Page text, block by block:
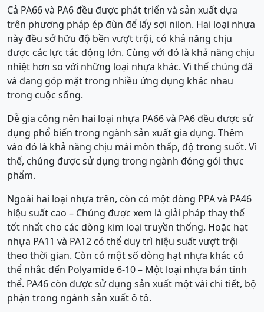
Cả PA66 và PA6 đều được phát triển và sản xuất dựa
trên phương pháp ép đùn để lấy sợi nilon. Hai loại nhựa
này đều sở hữu độ bền vượt trội, có khả năng chịu
được các lực tác động lớn. Cùng với đó là khả năng chịu
nhiệt hơn so với những loại nhựa khác. Vì thế chúng đã
và đang góp mặt trong nhiều ứng dụng khác nhau
trong cuộc sống.
Dễ gia công nên hai loại nhựa PA66 và PA6 đều được sử
dụng phổ biến trong ngành sản xuất gia dụng. Thêm
vào đó là khả năng chịu mài mòn thấp, độ trong suốt. Vì
thế, chúng được sử dụng trong ngành đóng gói thực
phẩm.
Ngoài hai loại nhựa trên, còn có một dòng PPA và PA46
hiệu suất cao – Chúng được xem là giải pháp thay thế
tốt nhất cho các dòng kim loại truyền thống. Hoặc hạt
nhựa PA11 và PA12 có thể duy trì hiệu suất vượt trội
theo thời gian. Còn có một số dòng hạt nhựa khác có
thể nhắc đến Polyamide 6-10 – Một loại nhựa bán tinh
thể. PA46 còn được sử dụng sản xuất một vài chi tiết, bộ
phận trong ngành sản xuất ô tô.